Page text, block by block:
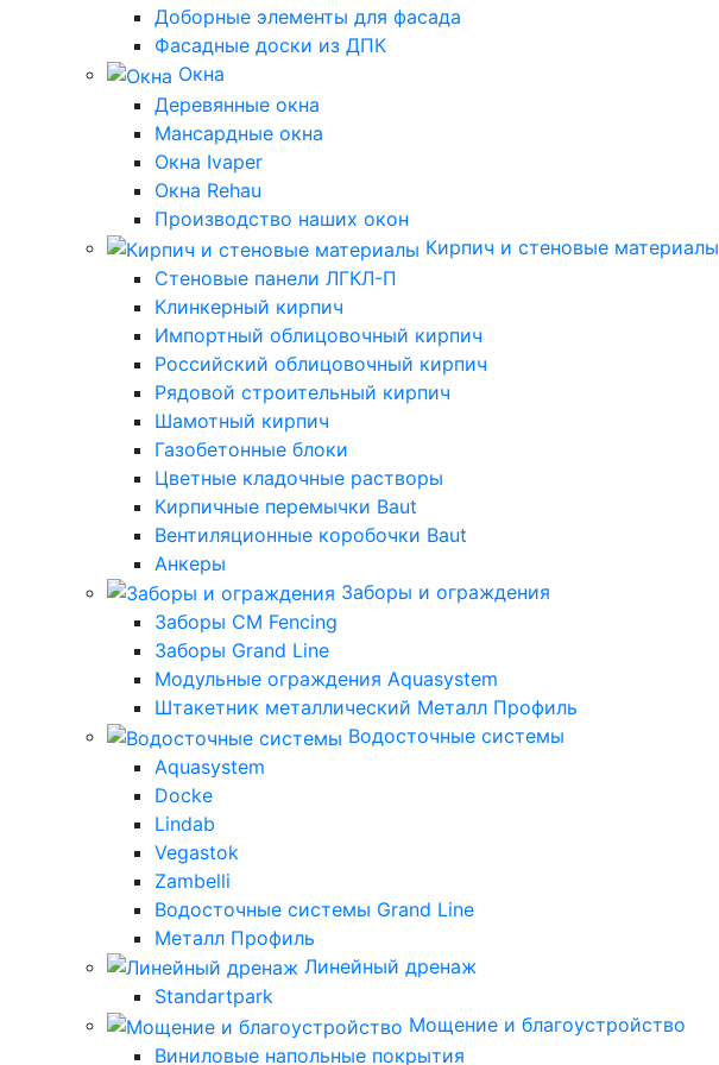
Доборные элементы для фасада
Фасадные доски из ДПК
Окна
Деревянные окна
Мансардные окна
Окна Ivaper
Окна Rehau
Производство наших окон
Кирпич и стеновые материалы
Стеновые панели ЛГКЛ-П
Клинкерный кирпич
Импортный облицовочный кирпич
Российский облицовочный кирпич
Рядовой строительный кирпич
Шамотный кирпич
Газобетонные блоки
Цветные кладочные растворы
Кирпичные перемычки Baut
Вентиляционные коробочки Baut
Анкеры
Заборы и ограждения
Заборы CM Fencing
Заборы Grand Line
Модульные ограждения Aquasystem
Штакетник металлический Металл Профиль
Водосточные системы
Aquasystem
Docke
Lindab
Vegastok
Zambelli
Водосточные системы Grand Line
Металл Профиль
Линейный дренаж
Standartpark
Мощение и благоустройство
Виниловые напольные покрытия